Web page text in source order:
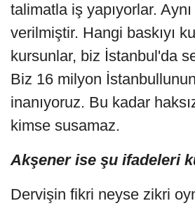
talimatla iş yapıyorlar.
verilmiştir. Hangi baskıyı
kursunlar, biz İstanbul'da
Biz 16 milyon
inanıyoruz. Bu kadar
kimse susamaz.
Akşener ise şu ifadeleri
Dervişin fikri neyse zikri